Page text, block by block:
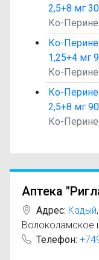
2,5+8 мг
Ко-
Ко-
1,25+4 мг
Ко-
Ко-
2,5+8 мг
Ко-
Аптека
Адрес: Кадый,
Волоколамское
Телефон: